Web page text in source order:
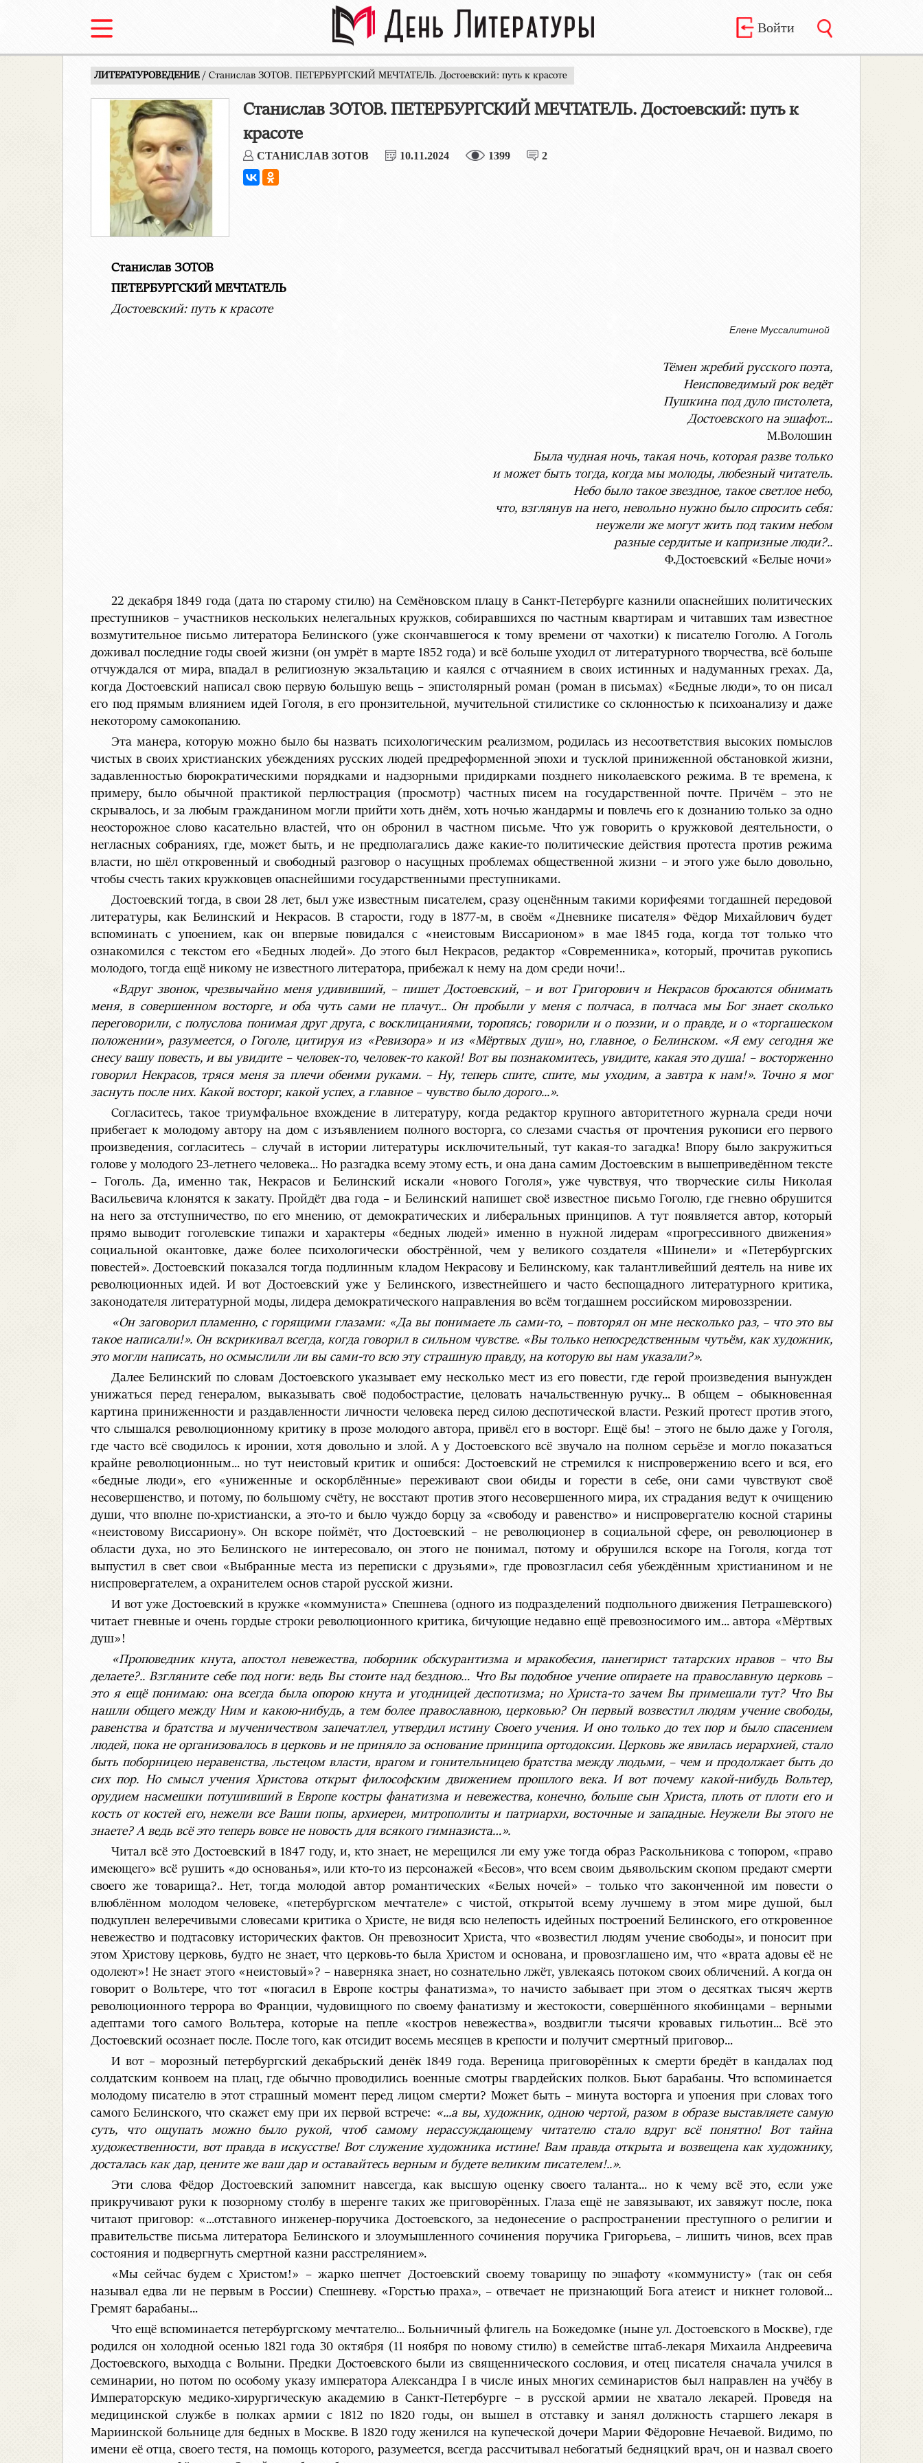
Войти
ЛИТЕРАТУРОВЕДЕНИЕ / Станислав ЗОТОВ. ПЕТЕРБУРГСКИЙ МЕЧТАТЕЛЬ. Достоевский: путь к красоте
Станислав ЗОТОВ. ПЕТЕРБУРГСКИЙ МЕЧТАТЕЛЬ. Достоевский: путь к
красоте
СТАНИСЛАВ ЗОТОВ 10.11.2024 1399 2
Станислав ЗОТОВ
ПЕТЕРБУРГСКИЙ МЕЧТАТЕЛЬ
Достоевский: путь к красоте
Елене Муссалитиной
Тёмен жребий русского поэта,
Неисповедимый рок ведёт
Пушкина под дуло пистолета,
Достоевского на эшафот...
М.Волошин
Была чудная ночь, такая ночь, которая разве только
и может быть тогда, когда мы молоды, любезный читатель.
Небо было такое звездное, такое светлое небо,
что, взглянув на него, невольно нужно было спросить себя:
неужели же могут жить под таким небом
разные сердитые и капризные люди?..
Ф.Достоевский «Белые ночи»
22 декабря 1849 года (дата по старому стилю) на Семёновском плацу в Санкт-Петербурге казнили опаснейших политических
преступников – участников нескольких нелегальных кружков, собиравшихся по частным квартирам и читавших там известное
возмутительное письмо литератора Белинского (уже скончавшегося к тому времени от чахотки) к писателю Гоголю. А Гоголь
доживал последние годы своей жизни (он умрёт в марте 1852 года) и всё больше уходил от литературного творчества, всё больше
отчуждался от мира, впадал в религиозную экзальтацию и каялся с отчаянием в своих истинных и надуманных грехах. Да,
когда Достоевский написал свою первую большую вещь – эпистолярный роман (роман в письмах) «Бедные люди», то он писал
его под прямым влиянием идей Гоголя, в его пронзительной, мучительной стилистике со склонностью к психоанализу и даже
некоторому самокопанию.
Эта манера, которую можно было бы назвать психологическим реализмом, родилась из несоответствия высоких помыслов
чистых в своих христианских убеждениях русских людей предреформенной эпохи и тусклой приниженной обстановкой жизни,
задавленностью бюрократическими порядками и надзорными придирками позднего николаевского режима. В те времена, к
примеру, было обычной практикой перлюстрация (просмотр) частных писем на государственной почте. Причём – это не
скрывалось, и за любым гражданином могли прийти хоть днём, хоть ночью жандармы и повлечь его к дознанию только за одно
неосторожное слово касательно властей, что он обронил в частном письме. Что уж говорить о кружковой деятельности, о
негласных собраниях, где, может быть, и не предполагались даже какие-то политические действия протеста против режима
власти, но шёл откровенный и свободный разговор о насущных проблемах общественной жизни – и этого уже было довольно,
чтобы счесть таких кружковцев опаснейшими государственными преступниками.
Достоевский тогда, в свои 28 лет, был уже известным писателем, сразу оценённым такими корифеями тогдашней передовой
литературы, как Белинский и Некрасов. В старости, году в 1877-м, в своём «Дневнике писателя» Фёдор Михайлович будет
вспоминать с упоением, как он впервые повидался с «неистовым Виссарионом» в мае 1845 года, когда тот только что
ознакомился с текстом его «Бедных людей». До этого был Некрасов, редактор «Современника», который, прочитав рукопись
молодого, тогда ещё никому не известного литератора, прибежал к нему на дом среди ночи!..
«Вдруг звонок, чрезвычайно меня удививший, – пишет Достоевский, – и вот Григорович и Некрасов бросаются обнимать
меня, в совершенном восторге, и оба чуть сами не плачут... Он пробыли у меня с полчаса, в полчаса мы Бог знает сколько
переговорили, с полуслова понимая друг друга, с восклицаниями, торопясь; говорили и о поэзии, и о правде, и о «торгашеском
положении», разумеется, о Гоголе, цитируя из «Ревизора» и из «Мёртвых душ», но, главное, о Белинском. «Я ему сегодня же
снесу вашу повесть, и вы увидите – человек-то, человек-то какой! Вот вы познакомитесь, увидите, какая это душа! – восторженно
говорил Некрасов, тряся меня за плечи обеими руками. –Ну, теперь спите, спите, мы уходим, а завтра к нам!». Точно я мог
заснуть после них. Какой восторг, какой успех, а главное – чувство было дорого...».
Согласитесь, такое триумфальное вхождение в литературу, когда редактор крупного авторитетного журнала среди ночи
прибегает к молодому автору на дом с изъявлением полного восторга, со слезами счастья от прочтения рукописи его первого
произведения, согласитесь – случай в истории литературы исключительный, тут какая-то загадка! Впору было закружиться
голове у молодого 23-летнего человека... Но разгадка всему этому есть, и она дана самим Достоевским в вышеприведённом тексте
– Гоголь. Да, именно так, Некрасов и Белинский искали «нового Гоголя», уже чувствуя, что творческие силы Николая
Васильевича клонятся к закату. Пройдёт два года – и Белинский напишет своё известное письмо Гоголю, где гневно обрушится
на него за отступничество, по его мнению, от демократических и либеральных принципов. А тут появляется автор, который
прямо выводит гоголевские типажи и характеры «бедных людей» именно в нужной лидерам «прогрессивного движения»
социальной окантовке, даже более психологически обострённой, чем у великого создателя «Шинели» и «Петербургских
повестей». Достоевский показался тогда подлинным кладом Некрасову и Белинскому, как талантливейший деятель на ниве их
революционных идей. И вот Достоевский уже у Белинского, известнейшего и часто беспощадного литературного критика,
законодателя литературной моды, лидера демократического направления во всём тогдашнем российском мировоззрении.
«Он заговорил пламенно, с горящими глазами: «Да вы понимаете ль сами-то, – повторял он мне несколько раз, – что это вы
такое написали!». Он вскрикивал всегда, когда говорил в сильном чувстве. «Вы только непосредственным чутьём, как художник,
это могли написать, но осмыслили ли вы сами-то всю эту страшную правду, на которую вы нам указали?».
Далее Белинский по словам Достоевского указывает ему несколько мест из его повести, где герой произведения вынужден
унижаться перед генералом, выказывать своё подобострастие, целовать начальственную ручку... В общем – обыкновенная
картина приниженности и раздавленности личности человека перед силою деспотической власти. Резкий протест против этого,
что слышался революционному критику в прозе молодого автора, привёл его в восторг. Ещё бы! – этого не было даже у Гоголя,
где часто всё сводилось к иронии, хотя довольно и злой. А у Достоевского всё звучало на полном серьёзе и могло показаться
крайне революционным... но тут неистовый критик и ошибся: Достоевский не стремился к ниспровержению всего и вся, его
«бедные люди», его «униженные и оскорблённые» переживают свои обиды и горести в себе, они сами чувствуют своё
несовершенство, и потому, по большому счёту, не восстают против этого несовершенного мира, их страдания ведут к очищению
души, что вполне по-христиански, а это-то и было чуждо борцу за «свободу и равенство» и ниспровергателю косной старины
«неистовому Виссариону». Он вскоре поймёт, что Достоевский – не революционер в социальной сфере, он революционер в
области духа, но это Белинского не интересовало, он этого не понимал, потому и обрушился вскоре на Гоголя, когда тот
выпустил в свет свои «Выбранные места из переписки с друзьями», где провозгласил себя убеждённым христианином и не
ниспровергателем, а охранителем основ старой русской жизни.
И вот уже Достоевский в кружке «коммуниста» Спешнева (одного из подразделений подпольного движения Петрашевского)
читает гневные и очень гордые строки революционного критика, бичующие недавно ещё превозносимого им... автора «Мёртвых
душ»!
«Проповедник кнута, апостол невежества, поборник обскурантизма и мракобесия, панегирист татарских нравов – что Вы
делаете?.. Взгляните себе под ноги: ведь Вы стоите над бездною… Что Вы подобное учение опираете на православную церковь –
это я ещё понимаю: она всегда была опорою кнута и угодницей деспотизма; но Христа-то зачем Вы примешали тут? Что Вы
нашли общего между Ним и какою-нибудь, а тем более православною, церковью? Он первый возвестил людям учение свободы,
равенства и братства и мученичеством запечатлел, утвердил истину Своего учения. И оно только до тех пор и было спасением
людей, пока не организовалось в церковь и не приняло за основание принципа ортодоксии. Церковь же явилась иерархией, стало
быть поборницею неравенства, льстецом власти, врагом и гонительницею братства между людьми, – чем и продолжает быть до
сих пор. Но смысл учения Христова открыт философским движением прошлого века. И вот почему какой-нибудь Вольтер,
орудием насмешки потушивший в Европе костры фанатизма и невежества, конечно, больше сын Христа, плоть от плоти его и
кость от костей его, нежели все Ваши попы, архиереи, митрополиты и патриархи, восточные и западные. Неужели Вы этого не
знаете? А ведь всё это теперь вовсе не новость для всякого гимназиста…».
Читал всё это Достоевский в 1847 году, и, кто знает, не мерещился ли ему уже тогда образ Раскольникова с топором, «право
имеющего» всё рушить «до основанья», или кто-то из персонажей «Бесов», что всем своим дьявольским скопом предают смерти
своего же товарища?.. Нет, тогда молодой автор романтических «Белых ночей» – только что законченной им повести о
влюблённом молодом человеке, «петербургском мечтателе» с чистой, открытой всему лучшему в этом мире душой, был
подкуплен велеречивыми словесами критика о Христе, не видя всю нелепость идейных построений Белинского, его откровенное
невежество и подтасовку исторических фактов. Он превозносит Христа, что «возвестил людям учение свободы», и поносит при
этом Христову церковь, будто не знает, что церковь-то была Христом и основана, и провозглашено им, что «врата адовы её не
одолеют»! Не знает этого «неистовый»? – наверняка знает, но сознательно лжёт, увлекаясь потоком своих обличений. А когда он
говорит о Вольтере, что тот «погасил в Европе костры фанатизма», то начисто забывает при этом о десятках тысяч жертв
революционного террора во Франции, чудовищного по своему фанатизму и жестокости, совершённого якобинцами – верными
адептами того самого Вольтера, которые на пепле «костров невежества», воздвигли тысячи кровавых гильотин... Всё это
Достоевский осознает после. После того, как отсидит восемь месяцев в крепости и получит смертный приговор...
И вот – морозный петербургский декабрьский денёк 1849 года. Вереница приговорённых к смерти бредёт в кандалах под
солдатским конвоем на плац, где обычно проводились военные смотры гвардейских полков. Бьют барабаны. Что вспоминается
молодому писателю в этот страшный момент перед лицом смерти? Может быть – минута восторга и упоения при словах того
самого Белинского, что скажет ему при их первой встрече: «...а вы, художник, одною чертой, разом в образе выставляете самую
суть, что ощупать можно было рукой, чтоб самому нерассуждающему читателю стало вдруг всё понятно! Вот тайна
художественности, вот правда в искусстве! Вот служение художника истине! Вам правда открыта и возвещена как художнику,
досталась как дар, цените же ваш дар и оставайтесь верным и будете великим писателем!..».
Эти слова Фёдор Достоевский запомнит навсегда, как высшую оценку своего таланта... но к чему всё это, если уже
прикручивают руки к позорному столбу в шеренге таких же приговорённых. Глаза ещё не завязывают, их завяжут после, пока
читают приговор: «...отставного инженер-поручика Достоевского, за недонесение о распространении преступного о религии и
правительстве письма литератора Белинского и злоумышленного сочинения поручика Григорьева, – лишить чинов, всех прав
состояния и подвергнуть смертной казни расстрелянием».
«Мы сейчас будем с Христом!» – жарко шепчет Достоевский своему товарищу по эшафоту «коммунисту» (так он себя
называл едва ли не первым в России) Спешневу. «Горстью праха», – отвечает не признающий Бога атеист и никнет головой...
Гремят барабаны...
Что ещё вспоминается петербургскому мечтателю... Больничный флигель на Божедомке (ныне ул. Достоевского в Москве), где
родился он холодной осенью 1821 года 30 октября (11 ноября по новому стилю) в семействе штаб-лекаря Михаила Андреевича
Достоевского, выходца с Волыни. Предки Достоевского были из священнического сословия, и отец писателя сначала учился в
семинарии, но потом по особому указу императора Александра I в числе иных многих семинаристов был направлен на учёбу в
Императорскую медико-хирургическую академию в Санкт-Петербурге – в русской армии не хватало лекарей. Проведя на
медицинской службе в полках армии с 1812 по 1820 годы, он вышел в отставку и занял должность старшего лекаря в
Мариинской больнице для бедных в Москве. В 1820 году женился на купеческой дочери Марии Фёдоровне Нечаевой. Видимо, по
имени её отца, своего тестя, на помощь которого, разумеется, всегда рассчитывал небогатый бедняцкий врач, он и назвал своего